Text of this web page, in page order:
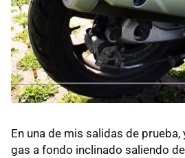
En una de mis salidas de prueba,
gas a fondo inclinado saliendo